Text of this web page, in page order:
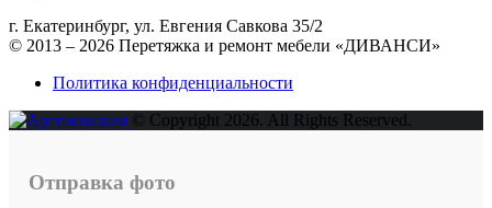
г. Екатеринбург, ул. Евгения Савкова 35/2
© 2013 – 2026 Перетяжка и ремонт мебели «ДИВАНСИ»
Политика конфиденциальности
© Copyright 2026. All Rights Reserved.
Отправка фото